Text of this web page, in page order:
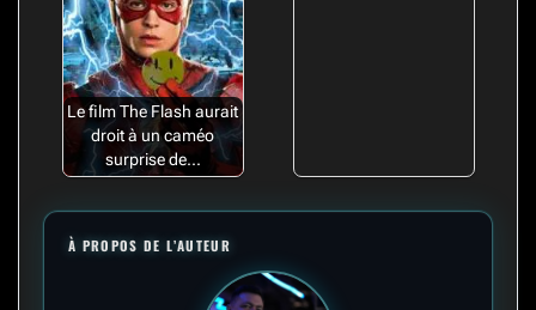
Le film The Flash aurait
droit à un caméo
surprise de...
À PROPOS DE L’AUTEUR